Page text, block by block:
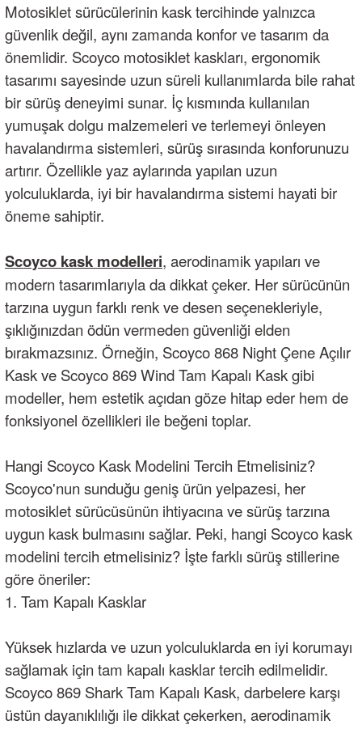
Motosiklet sürücülerinin kask tercihinde yalnızca
güvenlik değil, aynı zamanda konfor ve tasarım da
önemlidir. Scoyco motosiklet kaskları, ergonomik
tasarımı sayesinde uzun süreli kullanımlarda bile rahat
bir sürüş deneyimi sunar. İç kısmında kullanılan
yumuşak dolgu malzemeleri ve terlemeyi önleyen
havalandırma sistemleri, sürüş sırasında konforunuzu
artırır. Özellikle yaz aylarında yapılan uzun
yolculuklarda, iyi bir havalandırma sistemi hayati bir
öneme sahiptir.
Scoyco kask modelleri, aerodinamik yapıları ve
modern tasarımlarıyla da dikkat çeker. Her sürücünün
tarzına uygun farklı renk ve desen seçenekleriyle,
şıklığınızdan ödün vermeden güvenliği elden
bırakmazsınız. Örneğin, Scoyco 868 Night Çene Açılır
Kask ve Scoyco 869 Wind Tam Kapalı Kask gibi
modeller, hem estetik açıdan göze hitap eder hem de
fonksiyonel özellikleri ile beğeni toplar.
Hangi Scoyco Kask Modelini Tercih Etmelisiniz?
Scoyco'nun sunduğu geniş ürün yelpazesi, her
motosiklet sürücüsünün ihtiyacına ve sürüş tarzına
uygun kask bulmasını sağlar. Peki, hangi Scoyco kask
modelini tercih etmelisiniz? İşte farklı sürüş stillerine
göre öneriler:
1. Tam Kapalı Kasklar
Yüksek hızlarda ve uzun yolculuklarda en iyi korumayı
sağlamak için tam kapalı kasklar tercih edilmelidir.
Scoyco 869 Shark Tam Kapalı Kask, darbelere karşı
üstün dayanıklılığı ile dikkat çekerken, aerodinamik